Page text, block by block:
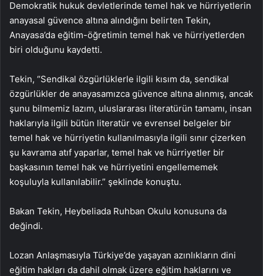
Demokratik hukuk devletlerinde temel hak ve hürriyetlerin
anayasal güvence altına alındığını belirten Tekin,
Anayasa’da eğitim-öğretimin temel hak ve hürriyetlerden
biri olduğunu kaydetti.
Tekin, “Sendikal özgürlüklerle ilgili kısım da, sendikal
özgürlükler de anayasamızca güvence altına alınmış, ancak
şunu bilmemiz lazım, uluslararası literatürün tamamı, insan
haklarıyla ilgili bütün literatür ve evrensel belgeler bir
temel hak ve hürriyetin kullanılmasıyla ilgili sınır çizerken
şu kavrama atıf yaparlar, temel hak ve hürriyetler bir
başkasının temel hak ve hürriyetini engellememek
koşuluyla kullanılabilir.” şeklinde konuştu.
Bakan Tekin, Heybeliada Ruhban Okulu konusuna da
değindi.
Lozan Anlaşmasıyla Türkiye’de yaşayan azınlıkların dini
eğitim hakları da dahil olmak üzere eğitim haklarını ve